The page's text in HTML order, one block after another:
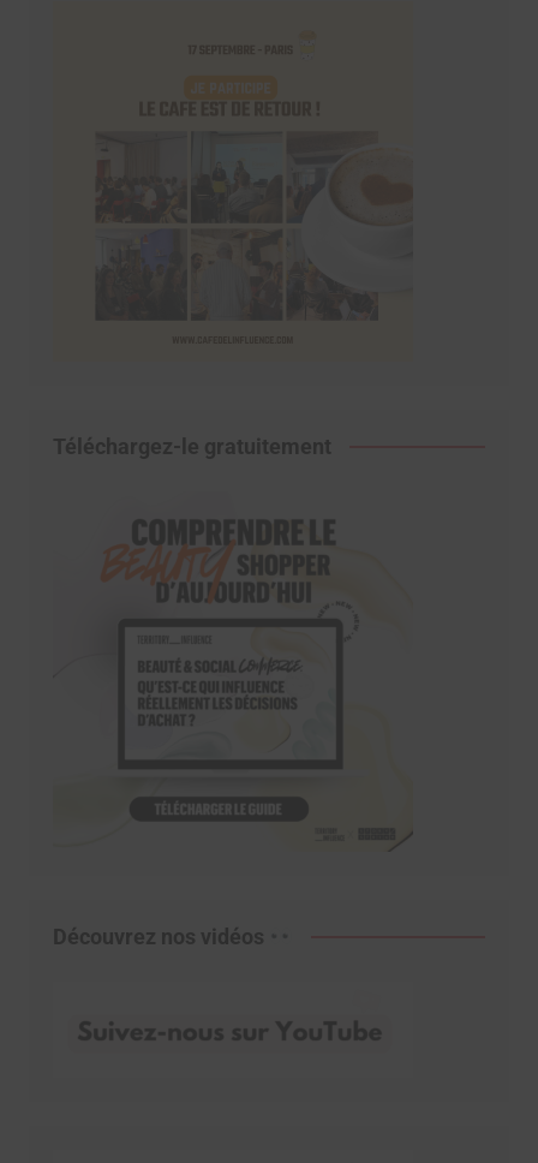
Téléchargez-le gratuitement
Découvrez nos vidéos